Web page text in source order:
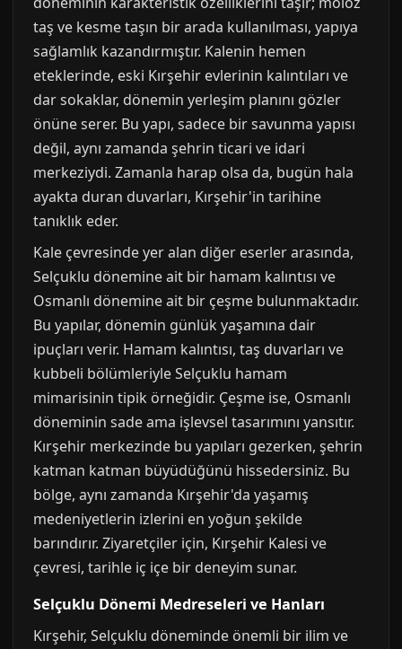
taş ve kesme taşın bir arada kullanılması, yapıya
sağlamlık kazandırmıştır. Kalenin hemen
eteklerinde, eski Kırşehir evlerinin kalıntıları ve
dar sokaklar, dönemin yerleşim planını gözler
önüne serer. Bu yapı, sadece bir savunma yapısı
değil, aynı zamanda şehrin ticari ve idari
merkeziydi. Zamanla harap olsa da, bugün hala
ayakta duran duvarları, Kırşehir'in tarihine
tanıklık eder.
Kale çevresinde yer alan diğer eserler arasında,
Selçuklu dönemine ait bir hamam kalıntısı ve
Osmanlı dönemine ait bir çeşme bulunmaktadır.
Bu yapılar, dönemin günlük yaşamına dair
ipuçları verir. Hamam kalıntısı, taş duvarları ve
kubbeli bölümleriyle Selçuklu hamam
mimarisinin tipik örneğidir. Çeşme ise, Osmanlı
döneminin sade ama işlevsel tasarımını yansıtır.
Kırşehir merkezinde bu yapıları gezerken, şehrin
katman katman büyüdüğünü hissedersiniz. Bu
bölge, aynı zamanda Kırşehir'da yaşamış
medeniyetlerin izlerini en yoğun şekilde
barındırır. Ziyaretçiler için, Kırşehir Kalesi ve
çevresi, tarihle iç içe bir deneyim sunar.
Selçuklu Dönemi Medreseleri ve Hanları
Kırşehir, Selçuklu döneminde önemli bir ilim ve